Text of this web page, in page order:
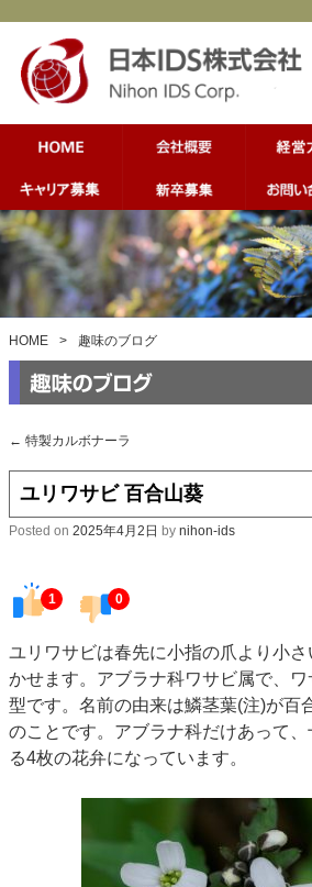
HOME > 趣味のブログ
← 特製カルボナーラ
ユリワサビ 百合山葵
Posted on 2025年4月2日 by nihon-ids
1 0
ユリワサビは春先に小指の爪より小
かせます。アブラナ科ワサビ属で、
型です。名前の由来は鱗茎葉(注)が百
のことです。 アブラナ科だけあって
る4枚の花弁になっています。